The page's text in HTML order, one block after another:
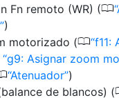
Fn remoto (WR) (0
)
motorizado (0 f11:
g9: Asignar zoom
Atenuador )
de blancos) (